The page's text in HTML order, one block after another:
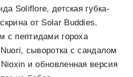
Soliflore, детская губка-
от Solar Buddies,
с пептидами гороха
сыворотка с сандалом
и обновленная версия